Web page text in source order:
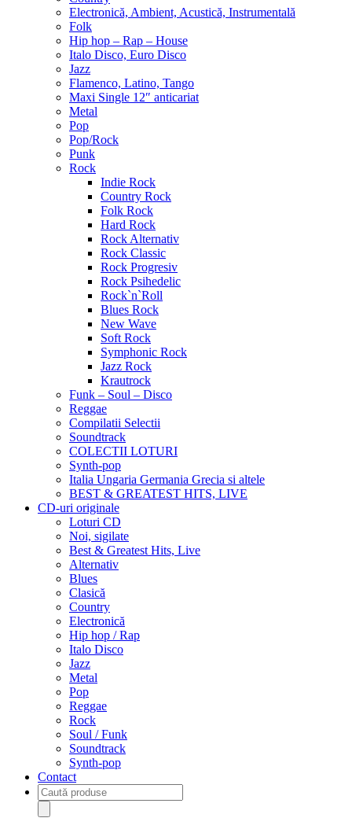
Electronică, Ambient, Acustică, Instrumentală
Folk
Hip hop – Rap – House
Italo Disco, Euro Disco
Jazz
Flamenco, Latino, Tango
Maxi Single 12″ anticariat
Metal
Pop
Pop/Rock
Punk
Rock
Indie Rock
Country Rock
Folk Rock
Hard Rock
Rock Alternativ
Rock Classic
Rock Progresiv
Rock Psihedelic
Rock`n`Roll
Blues Rock
New Wave
Soft Rock
Symphonic Rock
Jazz Rock
Krautrock
Funk – Soul – Disco
Reggae
Compilatii Selectii
Soundtrack
COLECTII LOTURI
Synth-pop
Italia Ungaria Germania Grecia si altele
BEST & GREATEST HITS, LIVE
CD-uri originale
Loturi CD
Noi, sigilate
Best & Greatest Hits, Live
Alternativ
Blues
Clasică
Country
Electronică
Hip hop / Rap
Italo Disco
Jazz
Metal
Pop
Reggae
Rock
Soul / Funk
Soundtrack
Synth-pop
Contact
Products
search